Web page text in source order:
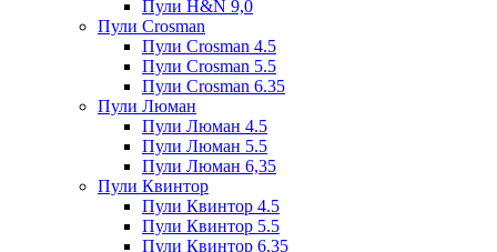
Пули H&N 9,0
Пули Crosman
Пули Crosman 4.5
Пули Crosman 5.5
Пули Crosman 6.35
Пули Люман
Пули Люман 4.5
Пули Люман 5.5
Пули Люман 6,35
Пули Квинтор
Пули Квинтор 4.5
Пули Квинтор 5.5
Пули Квинтор 6.35